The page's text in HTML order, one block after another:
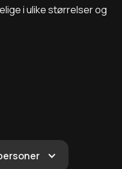
i ulike størrelser og